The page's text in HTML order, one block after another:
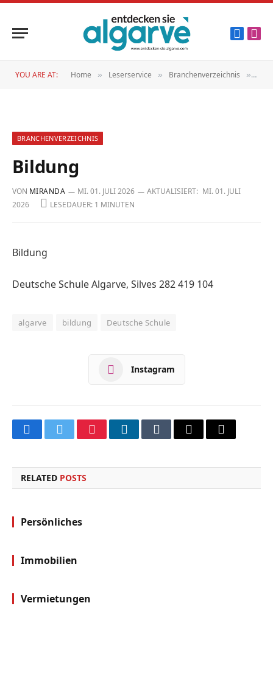
YOU ARE AT: Home » Leserservice » Branchenverzeichnis »
BRANCHENVERZEICHNIS
Bildung
VON MIRANDA MI. 01. JULI 2026 AKTUALISIERT: MI. 01. JULI
2026
LESEDAUER: 1 MINUTEN
Bildung
Deutsche Schule Algarve, Silves 282 419 104
algarve bildung Deutsche Schule
Instagram
FacebookTwitterPinterestLinkedInTumblrEmail
Copy
RELATED POSTS
Persönliches
Immobilien
Vermietungen